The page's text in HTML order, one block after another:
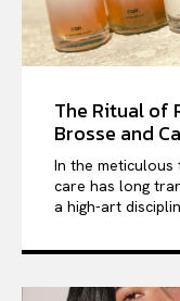
The Ritual of
Brosse and
In the meticulous
care has long
a high-art